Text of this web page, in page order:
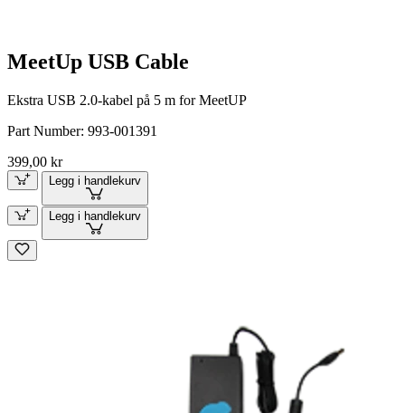
MeetUp USB Cable
Ekstra USB 2.0-kabel på 5 m for MeetUP
Part Number: 993-001391
399,00 kr
Legg i handlekurv
Legg i handlekurv